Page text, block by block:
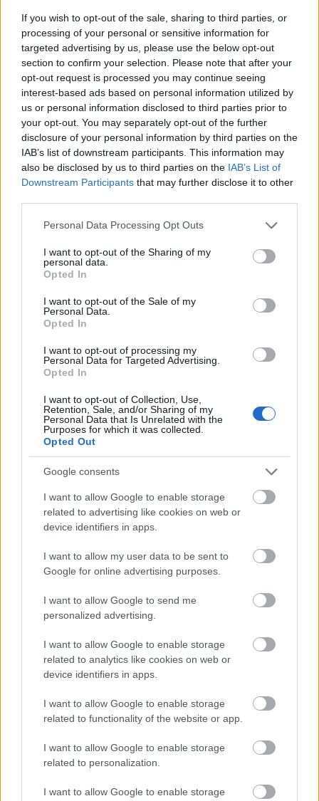
If you wish to opt-out of the sale, sharing to third parties, or
processing of your personal or sensitive information for
targeted advertising by us, please use the below opt-out
section to confirm your selection. Please note that after your
opt-out request is processed you may continue seeing
interest-based ads based on personal information utilized by
us or personal information disclosed to third parties prior to
your opt-out. You may separately opt-out of the further
disclosure of your personal information by third parties on the
IAB’s list of downstream participants. This information may
also be disclosed by us to third parties on the IAB’s List of
Downstream Participants that may further disclose it to other
Please note that this website/app uses one or more Google
not limited to your visit or usage behaviour. You may click to
grant or deny consent to Google and its third-party tags to
use your data for below specified purposes in below Google
consent section.
Personal Data Processing Opt Outs
I want to opt-out of the Sharing of my
personal data.
Opted In
I want to opt-out of the Sale of my
Personal Data.
Opted In
I want to opt-out of processing my
Personal Data for Targeted Advertising.
Opted In
I want to opt-out of Collection, Use,
Retention, Sale, and/or Sharing of my
Personal Data that Is Unrelated with the
Purposes for which it was collected.
Opted Out
Google consents
I want to allow Google to enable storage
related to advertising like cookies on web or
device identifiers in apps.
I want to allow my user data to be sent to
Google for online advertising purposes.
I want to allow Google to send me
personalized advertising.
I want to allow Google to enable storage
related to analytics like cookies on web or
device identifiers in apps.
I want to allow Google to enable storage
related to functionality of the website or app.
I want to allow Google to enable storage
related to personalization.
I want to allow Google to enable storage
Miért támogatja a Fidesz Gaskóékat?
- Visszásságok vasutunk világából
20.
erminavet•2008. december 20.
Ezen gondolkozom. Persze van két könnyű válasz. Az
első az, hogy nem is a Fidesz támogatja Gaskóékat,
hanem Gaskó támogatja a Fideszt. Bár ezt a verziót
könnyű alátámasztani azzal, hogy az arrogáns
(vd)SS-vezér először azt mondta, hogy Karácsonykor
A károkozók okoznak, a hárítók nem
hárítanak - Visszásságok vasutunk
világából 15.
erminavet•2008. december 15.
szolgáltatással és a pótlással van baj a vasutasok
munkabeszüntetésénél. Nemrég volt módomban
sztrájkjog velejárója egy kultúrdemokráciának.
Viszont a sztrájk csak akkor fogadható el,…
Az SZDSZ-nek sem tetszik az új
menetrend - Visszásságok vasutunk
világából 14.
erminavet 2008. december 14.
Az Új generációs Léderer nyílt levélben vonja kérdőre
Molnár Csaba minisztert az ütemes menetrend
próbálgatja a konstruktív ellenzékiség szerepét. Való
igaz, amíg övék volt a közlekedési tárca, az ember
számos ponton…
Rúgják ki a fölösleges vasutasokat!
Most! - Visszásságok vasutunk
erminavet•2008. december 10.
Nem kell engedni a sztrájkfenyegetésnek, bért